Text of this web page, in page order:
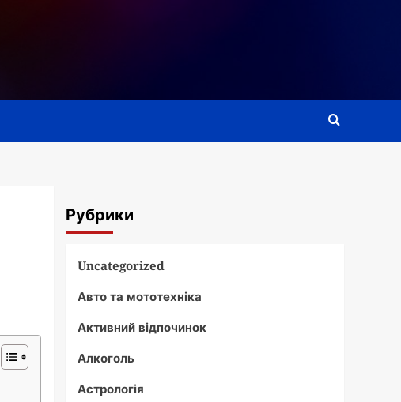
Рубрики
Uncategorized
Авто та мототехніка
Активний відпочинок
Алкоголь
Астрологія